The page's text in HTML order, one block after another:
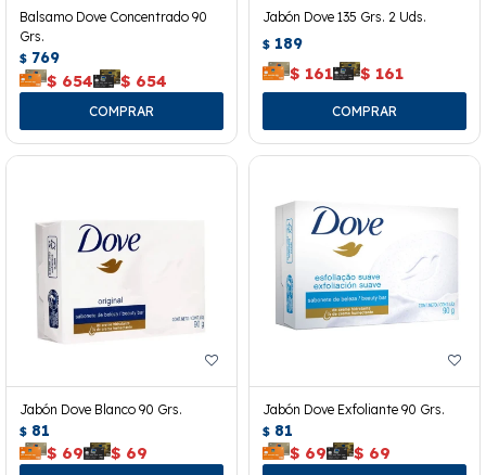
Balsamo Dove Concentrado 90
Grs.
$ 769
$ 654 $ 654
Jabón Dove 135 Grs. 2 Uds.
$ 189
$ 161 $ 161
Jabón Dove Blanco 90 Grs.
$ 81
$ 69 $ 69
Jabón Dove Exfoliante 90 Grs.
$ 81
$ 69 $ 69